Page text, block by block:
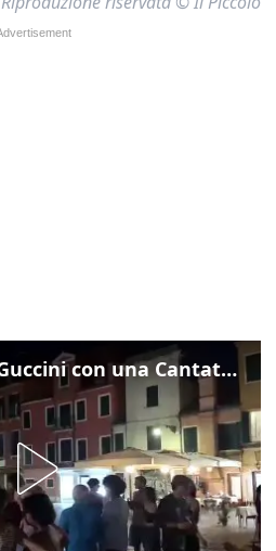
Venezia omaggia Guccini con una Cantata Anarchica in campo Santa Margherita